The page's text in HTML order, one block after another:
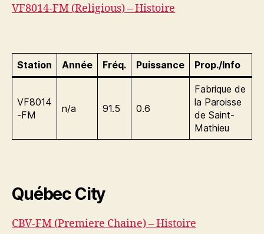
VF8014-FM (Religious) – Histoire
Station Année Fréq. Puissance Prop./Info
VF8014
-FM
n/a 91.5 0.6
Fabrique de
la Paroisse
de Saint-
Mathieu
Québec City
CBV-FM (Premiere Chaine) – Histoire